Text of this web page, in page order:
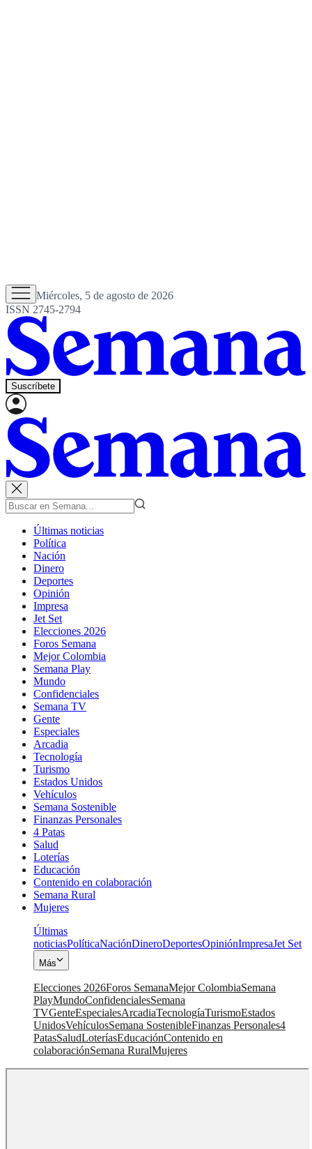
Miércoles, 5 de agosto de 2026
ISSN 2745-2794
Suscríbete
Últimas noticias
Política
Nación
Dinero
Deportes
Opinión
Impresa
Jet Set
Elecciones 2026
Foros Semana
Mejor Colombia
Semana Play
Mundo
Confidenciales
Semana TV
Gente
Especiales
Arcadia
Tecnología
Turismo
Estados Unidos
Vehículos
Semana Sostenible
Finanzas Personales
4 Patas
Salud
Loterías
Educación
Contenido en colaboración
Semana Rural
Mujeres
Últimas
noticiasPolíticaNaciónDineroDeportesOpiniónImpresaJet Set
Más
Elecciones 2026Foros SemanaMejor ColombiaSemana
PlayMundoConfidencialesSemana
TVGenteEspecialesArcadiaTecnologíaTurismoEstados
UnidosVehículosSemana SostenibleFinanzas Personales4
PatasSaludLoteríasEducaciónContenido en
colaboraciónSemana RuralMujeres